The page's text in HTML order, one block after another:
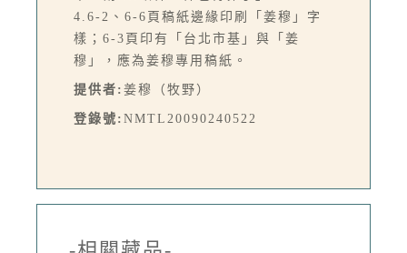
4.6-2、6-6頁稿紙邊緣印刷「姜穆」字
樣；6-3頁印有「台北市基」與「姜
穆」，應為姜穆專用稿紙。
提供者: 姜穆（牧野）
登錄號: NMTL20090240522